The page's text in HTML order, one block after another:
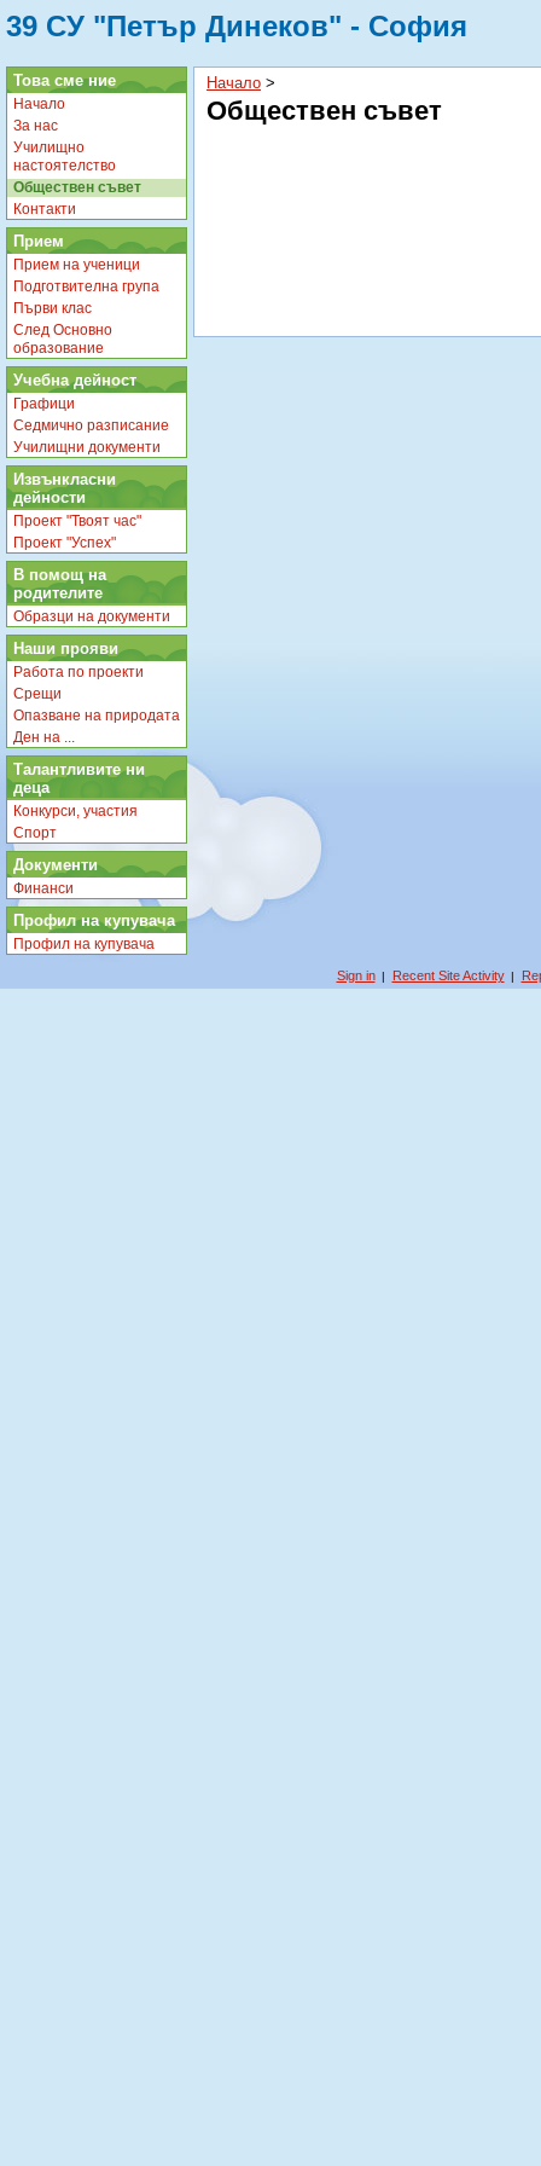
39 СУ "Петър Динеков" - София
Това сме ние
Начало
За нас
Училищно
настоятелство
Обществен съвет
Контакти
Прием
Прием на ученици
Подготвителна група
Първи клас
След Основно
образование
Учебна дейност
Графици
Седмично разписание
Училищни документи
Извънкласни
дейности
Проект "Твоят час"
Проект "Успех"
В помощ на
родителите
Образци на документи
Наши прояви
Работа по проекти
Срещи
Опазване на природата
Ден на ...
Талантливите ни
деца
Конкурси, участия
Спорт
Документи
Финанси
Профил на купувача
Профил на купувача
Начало ‎ > ‎
Обществен съвет
Sign in | Recent Site Activity |